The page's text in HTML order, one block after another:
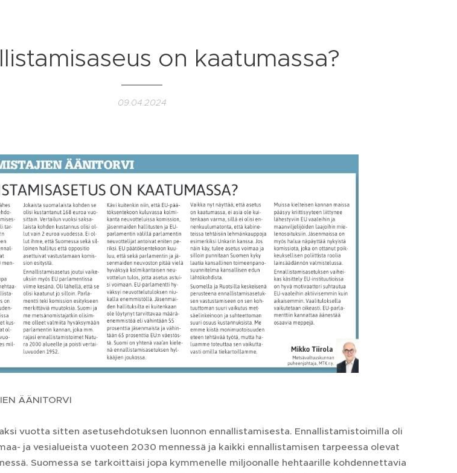
on kaatumassa?
09.04.2024
ÄÄNITORVI
vuotta sitten asetusehdotuksen luonnon ennallistamisesta. Ennallistamistoimilla oli
ja vesialueista vuoteen 2030 mennessä ja kaikki ennallistamisen tarpeessa olevat
Suomessa se tarkoittaisi jopa kymmenelle miljoonalle hehtaarille kohdennettavia